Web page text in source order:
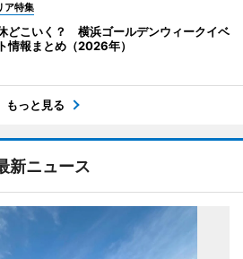
ア特集
どこいく？ 横浜ゴールデンウィークイベ
情報まとめ（2026年）
もっと見る
新ニュース